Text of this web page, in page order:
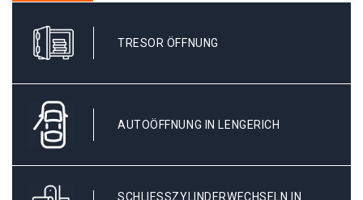
TRESOR ÖFFNUNG
AUTOÖFFNUNG IN LENGERICH
SCHLIESSZYLINDERWECHSELN IN L